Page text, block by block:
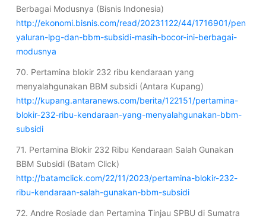
Berbagai Modusnya (Bisnis Indonesia)
http://ekonomi.bisnis.com/read/20231122/44/1716901/pen
yaluran-lpg-dan-bbm-subsidi-masih-bocor-ini-berbagai-
modusnya
70. Pertamina blokir 232 ribu kendaraan yang
menyalahgunakan BBM subsidi (Antara Kupang)
http://kupang.antaranews.com/berita/122151/pertamina-
blokir-232-ribu-kendaraan-yang-menyalahgunakan-bbm-
subsidi
71. Pertamina Blokir 232 Ribu Kendaraan Salah Gunakan
BBM Subsidi (Batam Click)
http://batamclick.com/22/11/2023/pertamina-blokir-232-
ribu-kendaraan-salah-gunakan-bbm-subsidi
72. Andre Rosiade dan Pertamina Tinjau SPBU di Sumatra